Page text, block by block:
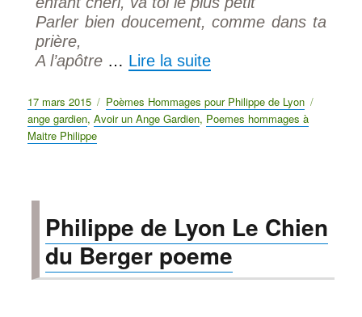
Parler bien doucement, comme dans ta
prière,
A l’apôtre … Lire la suite
Publié
le
17 mars 2015 Catégories
Poèmes Hommages pour Philippe de Lyon
ange gardien,Avoir un Ange Gardien, Poemes hommages à
Maitre Philippe
Philippe de Lyon Le Chien
du Berger poeme